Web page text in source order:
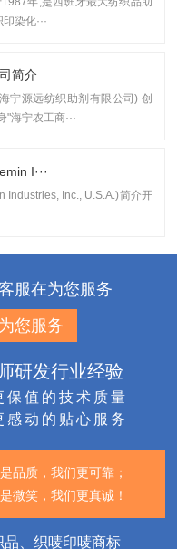
染化···
简介
宁源远纺织助剂有限公司) 创
海宁农工商···
I···
Industries, Inc., U.S.A.)简介开
服在为您服务
您服务
研发行业经验
保值的技术质量
感动的贴心服务
品质，我们更可靠；
微笑，我们更真诚！
、织唛印唛商标